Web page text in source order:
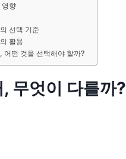
영향
선택 기준
활용
어떤 것을 선택해야 할까?
무엇이 다를까?